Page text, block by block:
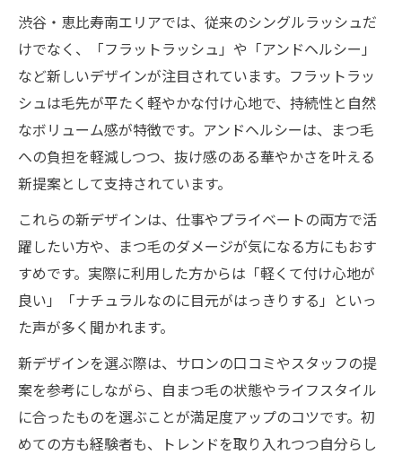
渋谷・恵比寿南エリアでは、従来のシングルラッシュだ
けでなく、「フラットラッシュ」や「アンドヘルシー」
など新しいデザインが注目されています。フラットラッ
シュは毛先が平たく軽やかな付け心地で、持続性と自然
なボリューム感が特徴です。アンドヘルシーは、まつ毛
への負担を軽減しつつ、抜け感のある華やかさを叶える
新提案として支持されています。
これらの新デザインは、仕事やプライベートの両方で活
躍したい方や、まつ毛のダメージが気になる方にもおす
すめです。実際に利用した方からは「軽くて付け心地が
良い」「ナチュラルなのに目元がはっきりする」といっ
た声が多く聞かれます。
新デザインを選ぶ際は、サロンの口コミやスタッフの提
案を参考にしながら、自まつ毛の状態やライフスタイル
に合ったものを選ぶことが満足度アップのコツです。初
めての方も経験者も、トレンドを取り入れつつ自分らし